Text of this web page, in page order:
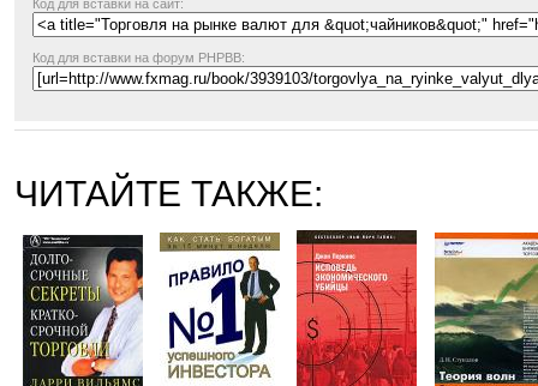
Код для вставки на сайт:
Код для вставки на форум PHPBB:
ЧИТАЙТЕ ТАКЖЕ: